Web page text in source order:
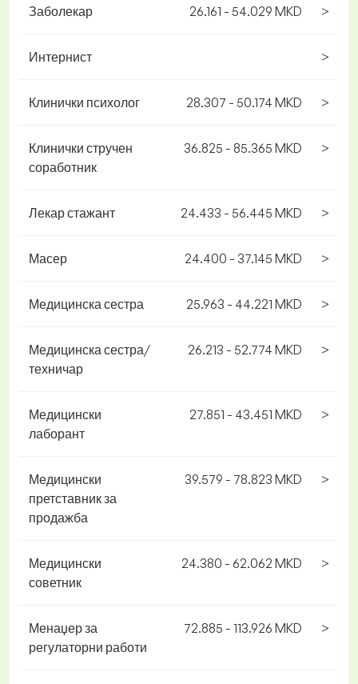
Заболекар 26.161 - 54.029 MKD >
Интернист >
Клинички психолог 28.307 - 50.174 MKD >
Клинички стручен
соработник
36.825 - 85.365 MKD >
Лекар стажант 24.433 - 56.445 MKD >
Масер 24.400 - 37.145 MKD >
Медицинска сестра 25.963 - 44.221 MKD >
Медицинска сестра/
техничар
26.213 - 52.774 MKD >
Медицински
лаборант
27.851 - 43.451 MKD >
Медицински
претставник за
продажба
39.579 - 78.823 MKD >
Медицински
советник
24.380 - 62.062 MKD >
Менаџер за
регулаторни работи
72.885 - 113.926 MKD >